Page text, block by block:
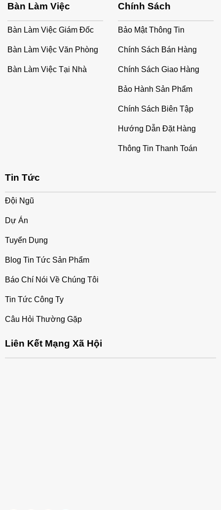
Bàn Làm Việc
Bàn Làm Việc Giám Đốc
Bàn Làm Việc Văn Phòng
Bàn Làm Việc Tại Nhà
Chính Sách
Bảo Mật Thông Tin
Chính Sách Bán Hàng
Chính Sách Giao Hàng
Bảo Hành Sản Phẩm
Chính Sách Biên Tập
Hướng Dẫn Đặt Hàng
Thông Tin Thanh Toán
Tin Tức
Đội Ngũ
Dự Án
Tuyển Dụng
Blog Tin Tức Sản Phẩm
Báo Chí Nói Về Chúng Tôi
Tin Tức Công Ty
Câu Hỏi Thường Gặp
Liên Kết Mạng Xã Hội